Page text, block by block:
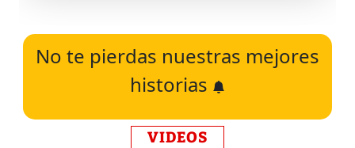
No te pierdas nuestras mejores
historias
VIDEOS